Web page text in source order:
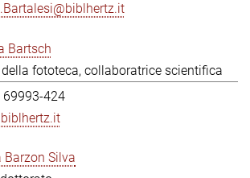
Bartsch
fototeca, collaboratrice scientifica
69993-424
Barzon Silva